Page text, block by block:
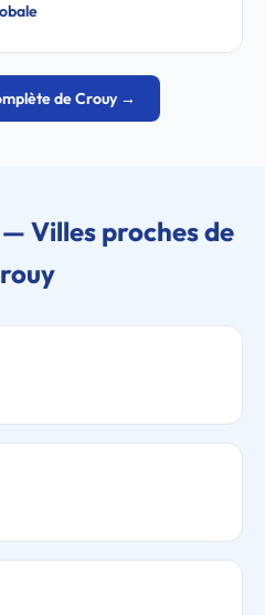
de Crouy →
Villes proches de